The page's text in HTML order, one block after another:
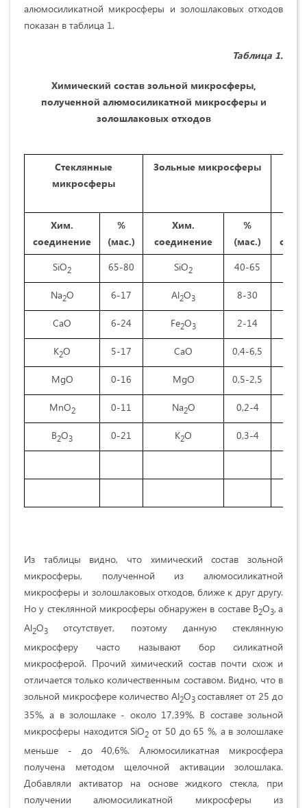
алюмосиликатной микросферы и золошлаковых отходов
показан в таблица 1.
Таблица 1.
Химический состав зольной микросферы,
полученной алюмосиликатной микросферыи
золошлаковых отходов
Стеклянные
микросферы
Зольные микросферы
Хим.
соединение
%
(мас.)
Хим.
соединение
%
(мас.)
SiO2 65-80 SiO2 40-65
Na2O 6-17 Al2O3 8-30
CaO 6-24 Fe2O3 2-14
K2O 5-17 CaO 0,4-6,5
MgO 0-16 MgO 0,5-2,5
MnO2 0-11 Na2O 0,2-4
B2O3 0-21 K2O 0,3-4
Из таблицы видно, что химический состав зольной
микросферы, полученной из алюмосиликатной
микросферы и золошлаковых отходов, ближе к друг другу.
Но у стеклянной микросферы обнаружен в составе B2O3, а
Al2O3отсутствует, поэтому данную стеклянную
микросферу часто называют бор силикатной
микросферой. Прочий химический состав почти схож и
отличается только количественным составом. Видно, что в
зольной микросфере количество Al2O3составляет от 25 до
35%, а в золошлаке - около 17,39%. В составе зольной
микросферы находится SiO2 от 50 до 65 %, а в золошлаке
меньше - до 40,6%. Алюмосиликатная микросфера
получена методом щелочной активации золошлака.
Добавляли активатор на основе жидкого стекла, при
получении алюмосиликатной микросферы из